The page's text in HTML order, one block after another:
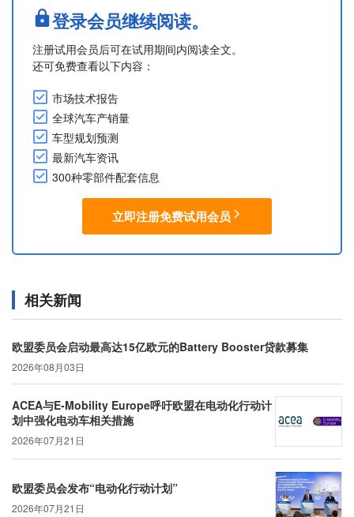
在引入并量产极紫外（EUV）光刻机所不可或缺的光学镜
组，相关技术将应用于荷兰芯片制造设备厂商ASML开发的
下一代设备....
登录会员继续阅读。
注册试用会员后可在试用期间内阅读全文。
还可免费查看以下内容：
市场技术报告
全球汽车产销量
车型规划预测
最新汽车资讯
300种零部件配套信息
立即注册免费试用会员
相关新闻
欧盟委员会启动最高达15亿欧元的Battery Booster贷款募集
2026年08月03日
ACEA与E-Mobility Europe呼吁欧盟在电动化行动计
划中强化电动车相关措施
2026年07月21日
欧盟委员会发布“电动化行动计划”
2026年07月21日